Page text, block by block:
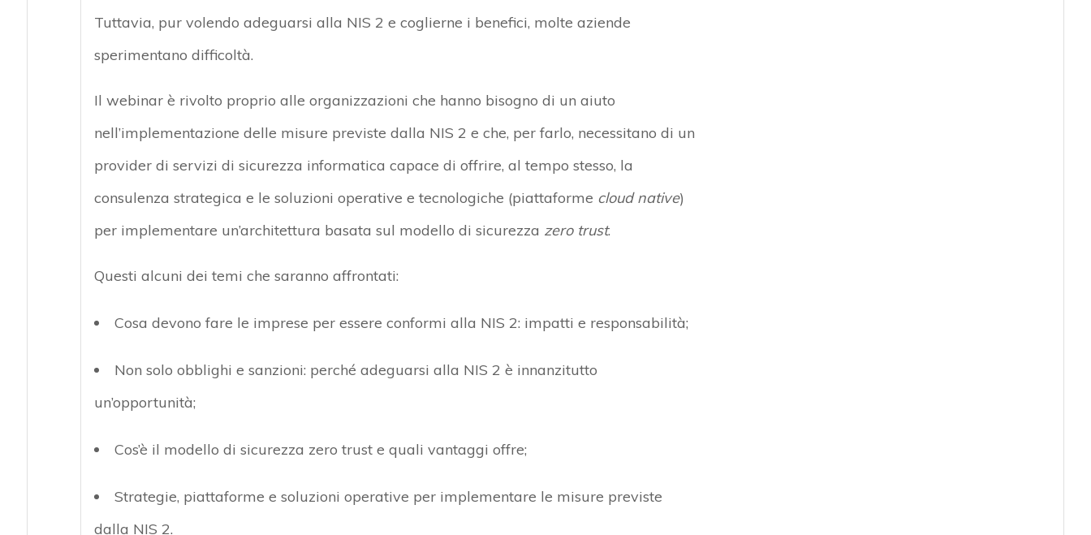
Tuttavia, pur volendo adeguarsi alla NIS 2 e coglierne i benefici, molte aziende
sperimentano difficoltà.
Il webinar è rivolto proprio alle organizzazioni che hanno bisogno di un aiuto
nell’implementazione delle misure previste dalla NIS 2 e che, per farlo, necessitano di un
provider di servizi di sicurezza informatica capace di offrire, al tempo stesso, la
consulenza strategica e le soluzioni operative e tecnologiche (piattaforme cloud native)
per implementare un’architettura basata sul modello di sicurezza zero trust.
Questi alcuni dei temi che saranno affrontati:
Cosa devono fare le imprese per essere conformi alla NIS 2: impatti e responsabilità;
Non solo obblighi e sanzioni: perché adeguarsi alla NIS 2 è innanzitutto
un’opportunità;
Cos’è il modello di sicurezza zero trust e quali vantaggi offre;
Strategie, piattaforme e soluzioni operative per implementare le misure previste
dalla NIS 2.